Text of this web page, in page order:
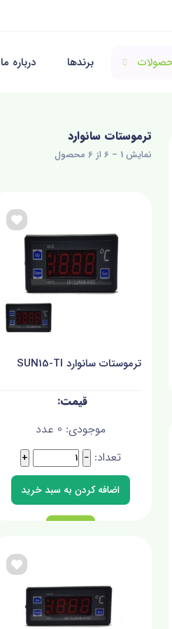
برندها درباره ما
ترموستات سانوارد
نمایش 1 – 6 از 6 محصول
ترموستات سانوارد SUN15-TI
موجودی: 0 عدد
تعداد: −
+